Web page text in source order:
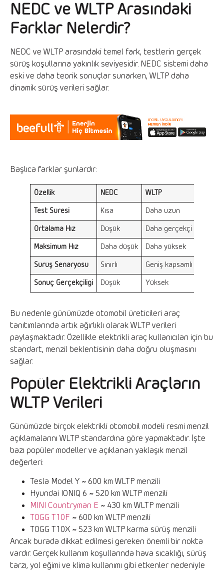
NEDC ve WLTP Arasındaki
Farklar Nelerdir?
NEDC ve WLTP arasındaki temel fark, testlerin gerçek
sürüş koşullarına yakınlık seviyesidir. NEDC sistemi daha
eski ve daha teorik sonuçlar sunarken, WLTP daha
dinamik sürüş verileri sağlar.
Başlıca farklar şunlardır:
Özellik NEDC WLTP
Test Süresi Kısa Daha uzun
Ortalama Hız Düşük Daha gerçekçi
Maksimum Hız Daha düşük Daha yüksek
Sürüş Senaryosu Sınırlı Geniş kapsamlı
Sonuç Gerçekçiliği Düşük Yüksek
Bu nedenle günümüzde otomobil üreticileri araç
tanıtımlarında artık ağırlıklı olarak WLTP verileri
paylaşmaktadır. Özellikle elektrikli araç kullanıcıları için bu
standart, menzil beklentisinin daha doğru oluşmasını
sağlar.
Popüler Elektrikli Araçların
WLTP Verileri
Günümüzde birçok elektrikli otomobil modeli resmi menzil
açıklamalarını WLTP standardına göre yapmaktadır. İşte
bazı popüler modeller ve açıklanan yaklaşık menzil
değerleri:
Tesla Model Y ~ 600 km WLTP menzili
Hyundai IONIQ 6 ~ 520 km WLTP menzili
MINI Countryman E ~ 430 km WLTP menzili
TOGG T10F ~ 600 km WLTP menzili
TOGG T10X ~ 523 km WLTP karma sürüş menzili
Ancak burada dikkat edilmesi gereken önemli bir nokta
vardır. Gerçek kullanım koşullarında hava sıcaklığı, sürüş
tarzı, yol eğimi ve klima kullanımı gibi etkenler nedeniyle